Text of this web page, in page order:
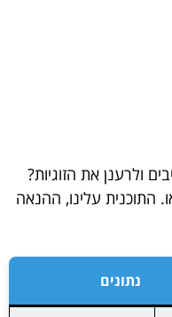
ולרענן את הזוגיות?
התוכנית עלינו, ההנאה
נתונים